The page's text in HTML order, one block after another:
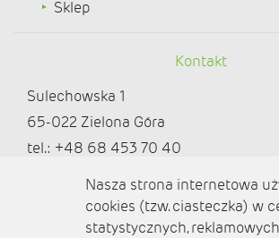
Sklep
Kontakt
Sulechowska 1
65-022 Zielona Góra
tel.: +48 68 453 70 40
redakcja@ziemialubuska.pl |
marketing@ziemialubuska.pl
Nasza strona internetowa
cookies (tzw. ciasteczka) w
statystycznych,